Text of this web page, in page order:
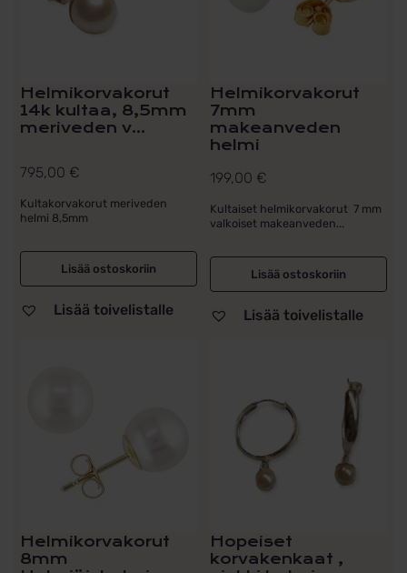
Helmikorvakorut
14k kultaa, 8,5mm
meriveden v...
795,00 €
Kultakorvakorut meriveden
helmi 8,5mm
Lisää ostoskoriin
Lisää toivelistalle
Helmikorvakorut
7mm
makeanveden
helmi
199,00 €
Kultaiset helmikorvakorut 7 mm
valkoiset makeanveden...
Lisää ostoskoriin
Lisää toivelistalle
Helmikorvakorut
8mm
Hopeiset
korvakenkaat ,